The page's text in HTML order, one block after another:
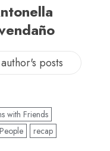
posts
with Friends
recap